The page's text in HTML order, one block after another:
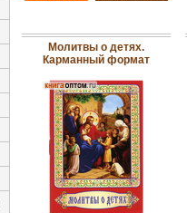
Молитвы о детях.
Карманный формат